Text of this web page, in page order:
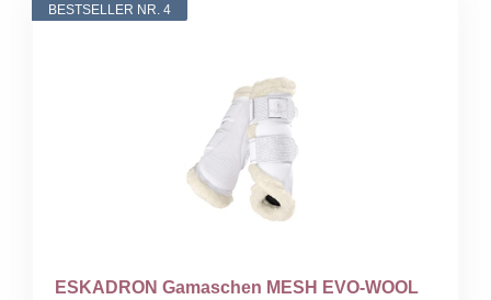
BESTSELLER NR. 4
ESKADRON Gamaschen MESH EVO-WOOL